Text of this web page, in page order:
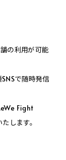
の利用が可能
で随時発信
Fight
します。